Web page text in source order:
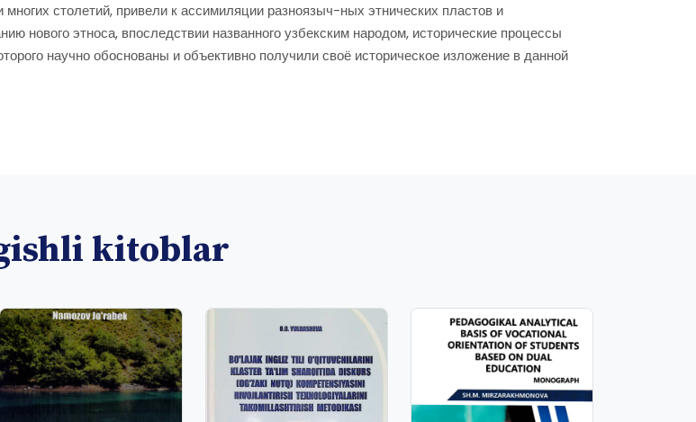
многих столетий, привели к ассимиляции разноязыч-ных этнических пластов и
нового этноса, впоследствии названного узбекским народом, исторические процессы
научно обоснованы и объективно получили своё историческое изложение в данной
kitoblar